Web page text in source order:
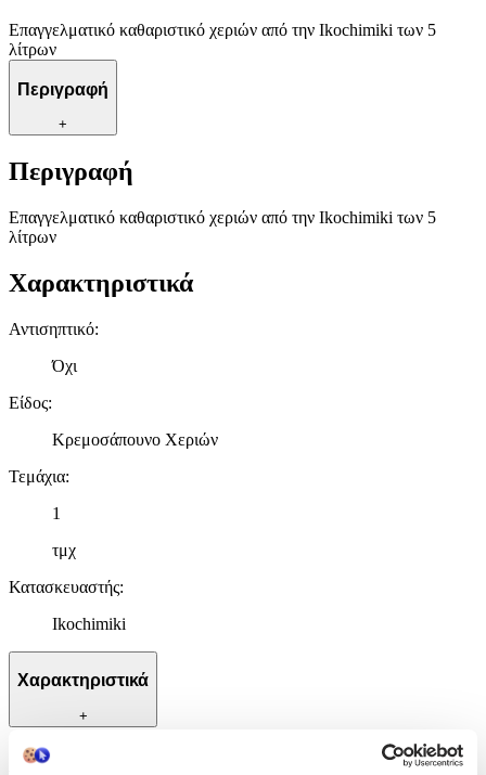
Επαγγελματικό καθαριστικό χεριών από την Ikochimiki των 5
λίτρων
Περιγραφή
+
Περιγραφή
Επαγγελματικό καθαριστικό χεριών από την Ikochimiki των 5
λίτρων
Χαρακτηριστικά
Αντισηπτικό:
Όχι
Είδος:
Κρεμοσάπουνο Χεριών
Τεμάχια:
1
τμχ
Κατασκευαστής:
Ikochimiki
Χαρακτηριστικά
+
Χαρακτηριστικά